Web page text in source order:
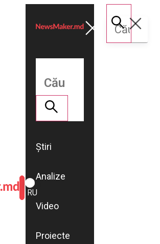
ROMÂNĂ
RU
Știri
Analize
Video
Proiecte